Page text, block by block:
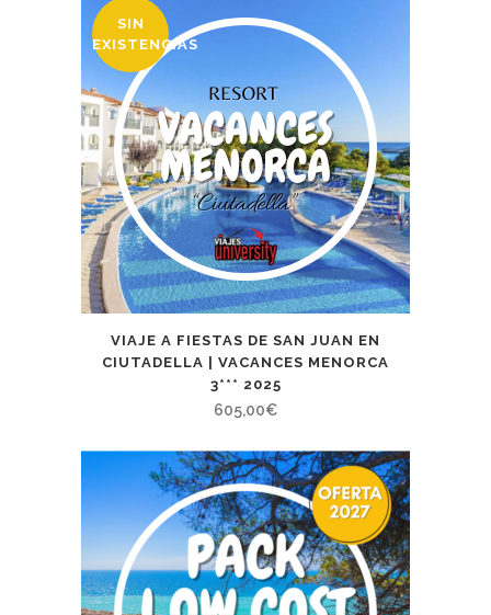
SIN
EXISTENCIAS
VIAJE A FIESTAS DE SAN JUAN EN
CIUTADELLA | VACANCES MENORCA
3*** 2025
605,00€